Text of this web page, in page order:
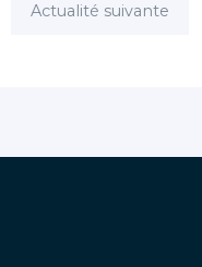
Actualité suivante